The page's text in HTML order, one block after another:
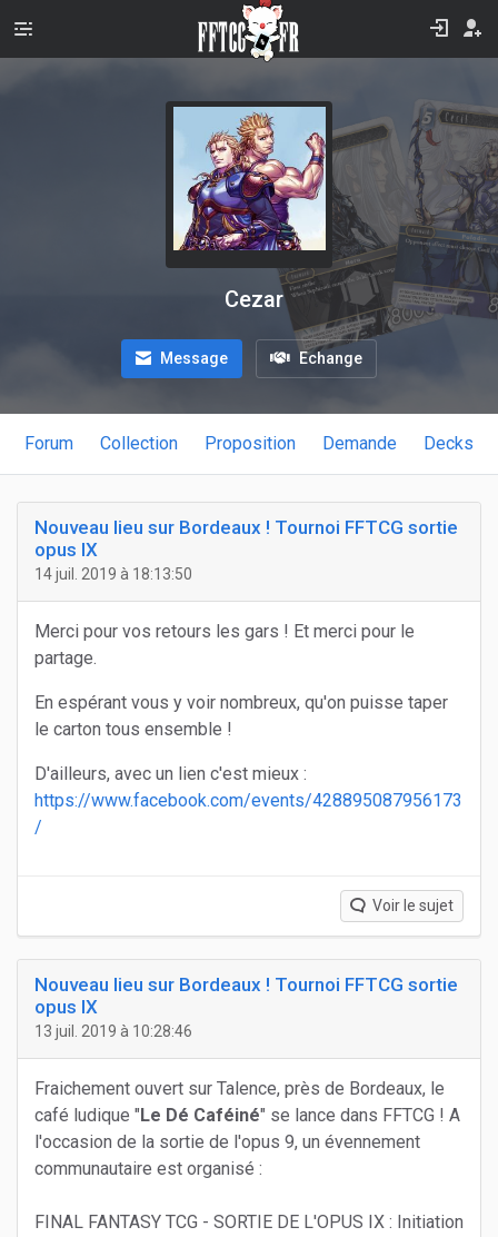
Cezar
Message Echange
Forum Collection Proposition Demande Decks
Nouveau lieu sur Bordeaux ! Tournoi FFTCG sortie
opus IX
14 juil. 2019 à 18:13:50
Merci pour vos retours les gars ! Et merci pour le
partage.
En espérant vous y voir nombreux, qu'on puisse taper
le carton tous ensemble !
D'ailleurs, avec un lien c'est mieux :
https://www.facebook.com/events/428895087956173
/
Voir le sujet
Nouveau lieu sur Bordeaux ! Tournoi FFTCG sortie
opus IX
13 juil. 2019 à 10:28:46
Fraichement ouvert sur Talence, près de Bordeaux, le
café ludique "Le Dé Caféiné" se lance dans FFTCG ! A
l'occasion de la sortie de l'opus 9, un évennement
communautaire est organisé :
FINAL FANTASY TCG - SORTIE DE L'OPUS IX : Initiation